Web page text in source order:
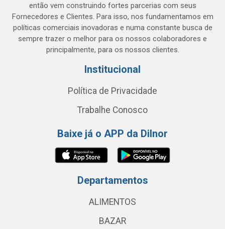
então vem construindo fortes parcerias com seus
Fornecedores e Clientes. Para isso, nos fundamentamos em
políticas comerciais inovadoras e numa constante busca de
sempre trazer o melhor para os nossos colaboradores e
principalmente, para os nossos clientes.
Institucional
Política de Privacidade
Trabalhe Conosco
Baixe já o APP da Dilnor
Departamentos
ALIMENTOS
BAZAR